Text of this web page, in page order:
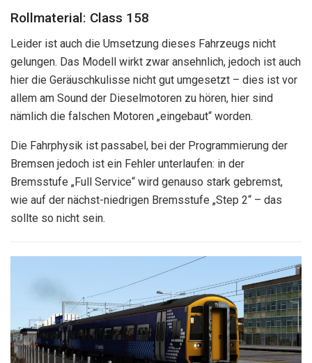
Rollmaterial: Class 158
Leider ist auch die Umsetzung dieses Fahrzeugs nicht
gelungen. Das Modell wirkt zwar ansehnlich, jedoch ist auch
hier die Geräuschkulisse nicht gut umgesetzt – dies ist vor
allem am Sound der Dieselmotoren zu hören, hier sind
nämlich die falschen Motoren „eingebaut“ worden.
Die Fahrphysik ist passabel, bei der Programmierung der
Bremsen jedoch ist ein Fehler unterlaufen: in der
Bremsstufe „Full Service“ wird genauso stark gebremst,
wie auf der nächst-niedrigen Bremsstufe „Step 2“ – das
sollte so nicht sein.